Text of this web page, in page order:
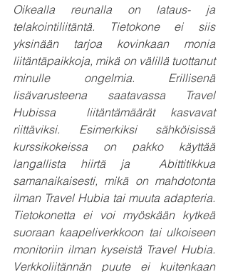
Oikealla reunalla on lataus- ja
telakointiliitäntä. Tietokone ei siis
yksinään tarjoa kovinkaan monia
liitäntäpaikkoja, mikä on välillä tuottanut
minulle ongelmia. Erillisenä
lisävarusteena saatavassa Travel
Hubissa  liitäntämäärät kasvavat
riittäviksi. Esimerkiksi sähköisissä
kurssikokeissa on pakko käyttää
langallista hiirtä ja  Abittitikkua
samanaikaisesti, mikä on mahdotonta
ilman Travel Hubia tai muuta adapteria.
Tietokonetta ei voi myöskään kytkeä
suoraan kaapeliverkkoon tai ulkoiseen
monitoriin ilman kyseistä Travel Hubia.
Verkkoliitännän puute ei kuitenkaan